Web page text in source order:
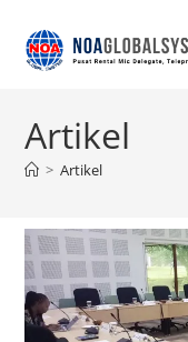
Artikel
> Artikel